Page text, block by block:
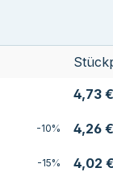
4,73 €
-10% 4,26 €
-15% 4,02 €